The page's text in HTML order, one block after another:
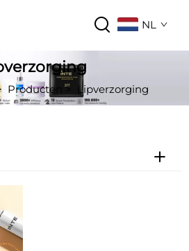
NL
Producten > Lipverzorging